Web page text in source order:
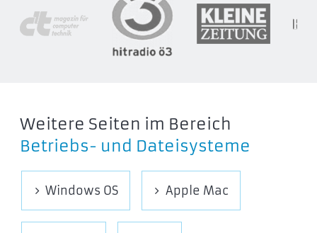
Weitere Seiten im Bereich
Betriebs- und Dateisysteme
Windows OS Apple Mac